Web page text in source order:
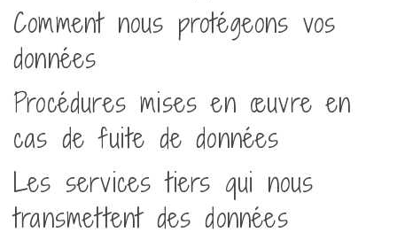
Comment nous protégeons vos
données
Procédures mises en œuvre en
cas de fuite de données
Les services tiers qui nous
transmettent des données